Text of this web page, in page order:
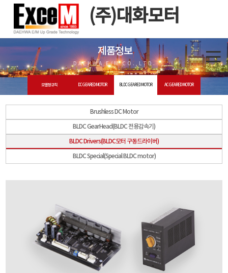
(주)대화모터
제품정보
DAEHWA E/M CO.,LTD.
모델명 규칙 DC GEARED MOTOR BLDC GEARED MOTOR AC GEARED MOTOR
Brushless DC Motor
BLDC GearHead(BLDC 전용감속기)
BLDC Drivers(BLDC모터 구동드라이버)
BLDC Special(Special BLDC motor)